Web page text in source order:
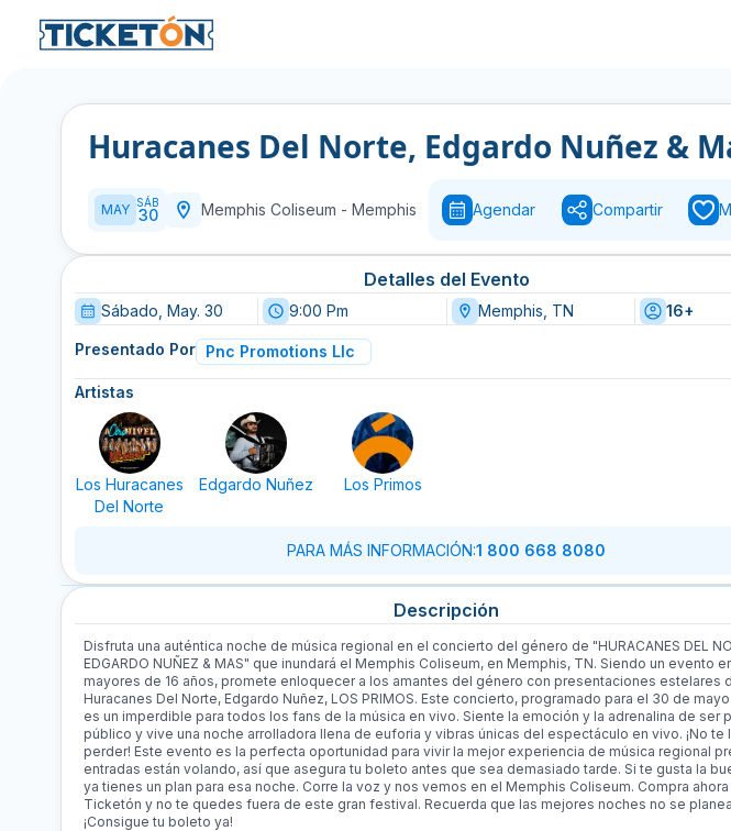
Huracanes Del Norte, Edgardo Nuñez &
MAY SÁB
30 Memphis Coliseum - Memphis Agendar Compartir
Detalles del Evento
Sábado, May. 30 9:00 Pm Memphis, TN 16+
Presentado Por Pnc Promotions Llc
Artistas
Los Huracanes
Del Norte
Edgardo Nuñez Los Primos
PARA MÁS INFORMACIÓN:1 800 668 8080
Descripción
Disfruta una auténtica noche de música regional en el concierto del género de "HURACANES DEL
EDGARDO NUÑEZ & MAS" que inundará el Memphis Coliseum, en Memphis, TN. Siendo un evento
mayores de 16 años, promete enloquecer a los amantes del género con presentaciones estelares
Huracanes Del Norte, Edgardo Nuñez, LOS PRIMOS. Este concierto, programado para el 30 de
es un imperdible para todos los fans de la música en vivo. Siente la emoción y la adrenalina de ser
público y vive una noche arrolladora llena de euforia y vibras únicas del espectáculo en vivo. ¡No te
perder! Este evento es la perfecta oportunidad para vivir la mejor experiencia de música regional
entradas están volando, así que asegura tu boleto antes que sea demasiado tarde. Si te gusta la
ya tienes un plan para esa noche. Corre la voz y nos vemos en el Memphis Coliseum. Compra ahora
Ticketón y no te quedes fuera de este gran festival. Recuerda que las mejores noches no se
¡Consigue tu boleto ya!